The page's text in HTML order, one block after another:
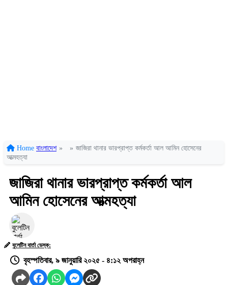
Home বাংলাদেশ » » জাজিরা থানার ভারপ্রাপ্ত কর্মকর্তা আল আমিন হোসেনের
আত্মহত্যা
জাজিরা থানার ভারপ্রাপ্ত কর্মকর্তা আল
আমিন হোসেনের আত্মহত্যা
বুলেটিন বার্তা ডেস্ক:
বৃহস্পতিবার, ৯ জানুয়ারি ২০২৫ - ৪:১২ অপরাহ্ন